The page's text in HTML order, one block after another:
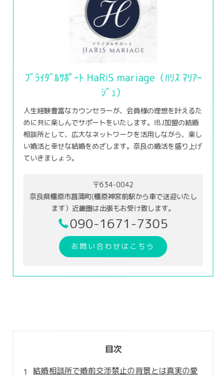
ﾌﾞﾗｲﾀﾞﾙｻﾎﾟｰﾄ HaRiS mariage（ﾊﾘｽ ﾏﾘｱｰ
ｼﾞｭ）
人生経験豊富なカウンセラーが、会員様の理想を叶えるた
めに共に楽しんでサポートをいたします。IBJ加盟の結婚
相談所として、広大なネットワークを活用しながら、楽し
い婚活と幸せな結婚をめざします。奈良の婚活を盛り上げ
ていきましょう。
〒634-0042
奈良県橿原市菖蒲町(橿原神宮前駅から車で送迎いたし
ます）近畿圏は出張もお受け致します。
090-1671-7305
お問い合わせはこちら
目次
結婚相談所で婚前交渉禁止の背景とは真実の愛